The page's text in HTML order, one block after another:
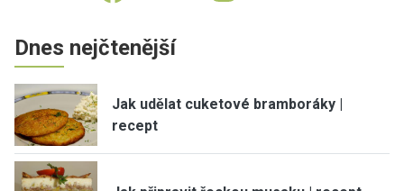
Dnes nejčtenější
Jak udělat cuketové bramboráky |
recept